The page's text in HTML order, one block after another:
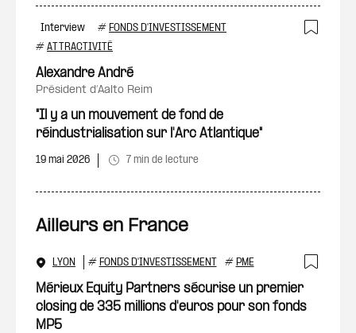
Interview # FONDS D'INVESTISSEMENT
# ATTRACTIVITÉ
Alexandre André
président d’Aalto Reim
"Il y a un mouvement de fond de
réindustrialisation sur l'Arc Atlantique"
19 mai 2026 7 min de lecture
Ailleurs en France
LYON # FONDS D'INVESTISSEMENT # PME
Mérieux Equity Partners sécurise un premier
closing de 335 millions d'euros pour son fonds
MP5